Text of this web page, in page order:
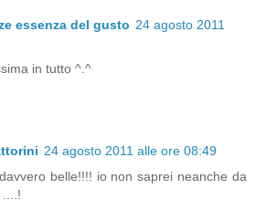
essenza del gusto 24 agosto 2011
in tutto ^.^
24 agosto 2011 alle ore 08:49
belle!!!! io non saprei neanche da